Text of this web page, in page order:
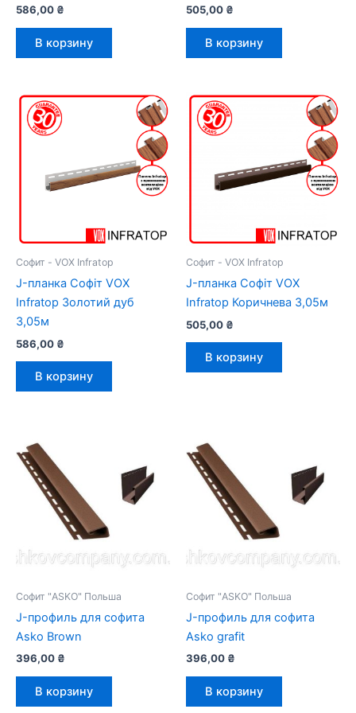
586,00 ₴
В корзину
505,00 ₴
В корзину
Софит - VOX Infratop
J-планка Софіт VOX
Infratop Золотий дуб
3,05м
586,00 ₴
В корзину
Софит - VOX Infratop
J-планка Софіт VOX
Infratop Коричнева 3,05м
505,00 ₴
В корзину
Софит "ASKO" Польша
J-профиль для софита
Asko Brown
396,00 ₴
В корзину
Софит "ASKO" Польша
J-профиль для софита
Asko grafit
396,00 ₴
В корзину